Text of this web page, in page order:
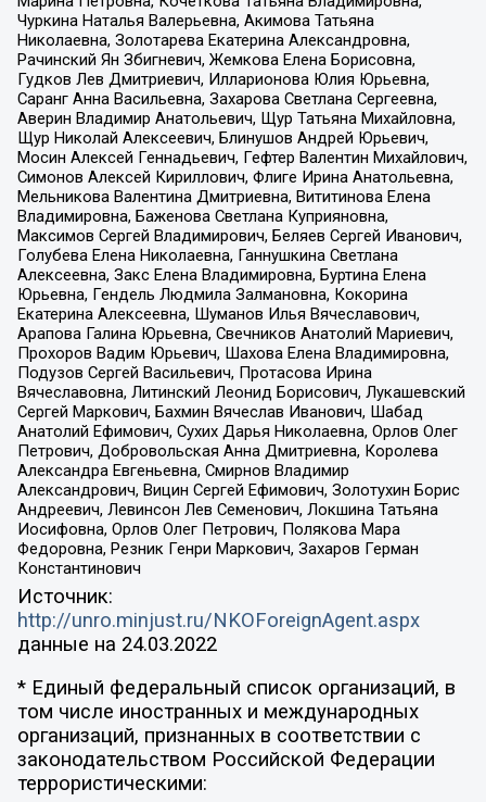
Чуркина Наталья Валерьевна, Акимова Татьяна
Николаевна, Золотарева Екатерина Александровна,
Рачинский Ян Збигневич, Жемкова Елена Борисовна,
Гудков Лев Дмитриевич, Илларионова Юлия Юрьевна,
Саранг Анна Васильевна, Захарова Светлана Сергеевна,
Аверин Владимир Анатольевич, Щур Татьяна Михайловна,
Щур Николай Алексеевич, Блинушов Андрей Юрьевич,
Мосин Алексей Геннадьевич, Гефтер Валентин Михайлович,
Симонов Алексей Кириллович, Флиге Ирина Анатольевна,
Мельникова Валентина Дмитриевна, Вититинова Елена
Владимировна, Баженова Светлана Куприяновна,
Максимов Сергей Владимирович, Беляев Сергей Иванович,
Голубева Елена Николаевна, Ганнушкина Светлана
Алексеевна, Закс Елена Владимировна, Буртина Елена
Юрьевна, Гендель Людмила Залмановна, Кокорина
Екатерина Алексеевна, Шуманов Илья Вячеславович,
Арапова Галина Юрьевна, Свечников Анатолий Мариевич,
Прохоров Вадим Юрьевич, Шахова Елена Владимировна,
Подузов Сергей Васильевич, Протасова Ирина
Вячеславовна, Литинский Леонид Борисович, Лукашевский
Сергей Маркович, Бахмин Вячеслав Иванович, Шабад
Анатолий Ефимович, Сухих Дарья Николаевна, Орлов Олег
Петрович, Добровольская Анна Дмитриевна, Королева
Александра Евгеньевна, Смирнов Владимир
Александрович, Вицин Сергей Ефимович, Золотухин Борис
Андреевич, Левинсон Лев Семенович, Локшина Татьяна
Иосифовна, Орлов Олег Петрович, Полякова Мара
Федоровна, Резник Генри Маркович, Захаров Герман
Константинович
Источник:
http://unro.minjust.ru/NKOForeignAgent.aspx
данные на 24.03.2022
* Единый федеральный список организаций, в
том числе иностранных и международных
организаций, признанных в соответствии с
законодательством Российской Федерации
террористическими: